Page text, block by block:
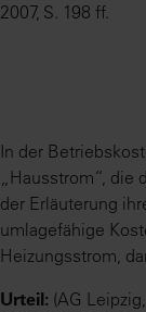
2007, S. 198 ff.
In der
„Hausstrom“, die
der Erläuterung
umlagefähige
Heizungsstrom,
Urteil: (AG